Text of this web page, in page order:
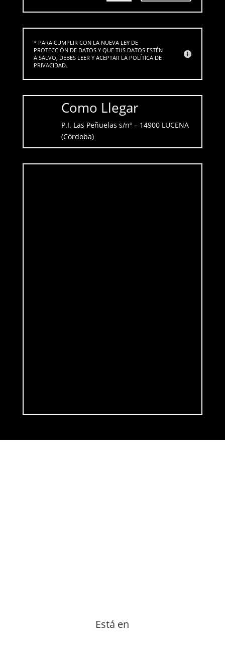
* PARA CUMPLIR CON LA NUEVA LEY DE
PROTECCIÓN DE DATOS Y QUE TUS DATOS ESTÉN
A SALVO, DEBES LEER Y ACEPTAR LA POLÍTICA DE
PRIVACIDAD.
Como Llegar
P.I. Las Peñuelas s/nº – 14900 LUCENA
(Córdoba)
Está en